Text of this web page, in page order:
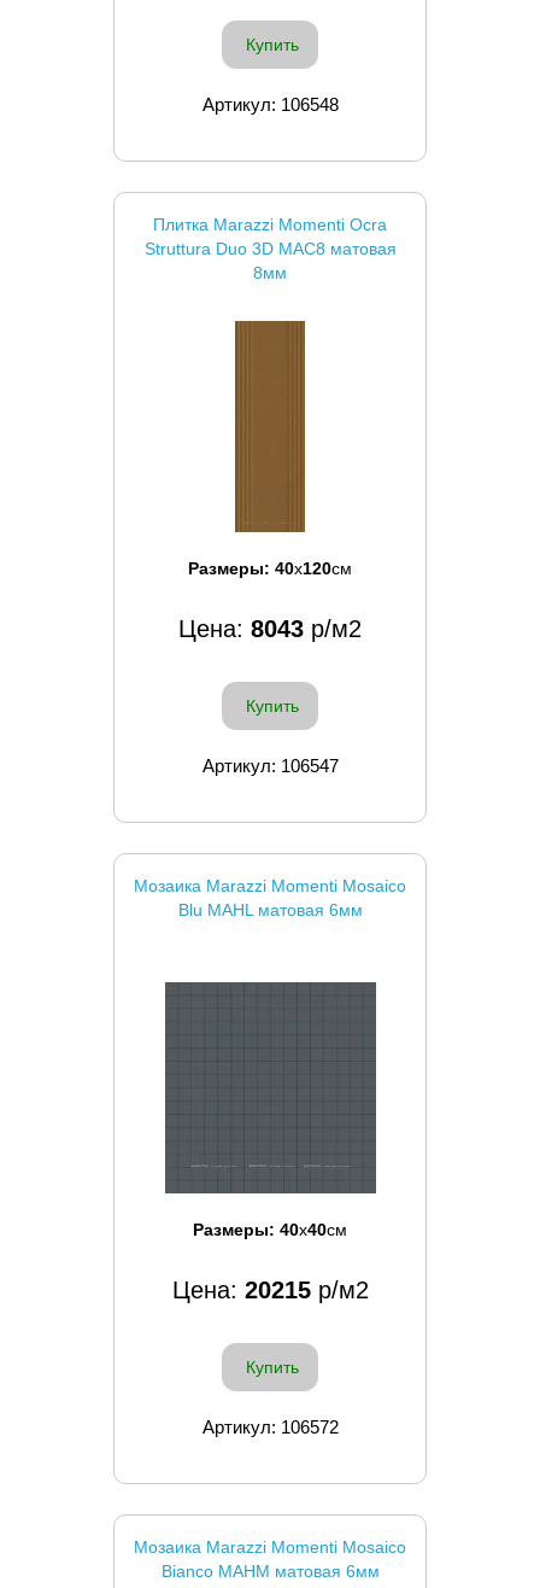
Купить
Артикул: 106548
Плитка Marazzi Momenti Ocra
Struttura Duo 3D MAC8 матовая
8мм
Размеры: 40x120см
Цена: 8043 р/м2
Купить
Артикул: 106547
Мозаика Marazzi Momenti Mosaico
Blu MAHL матовая 6мм
Размеры: 40x40см
Цена: 20215р/м2
Купить
Артикул: 106572
Мозаика Marazzi Momenti Mosaico
Bianco MAHM матовая 6мм